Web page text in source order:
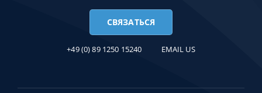
СВЯЗАТЬСЯ
+49 (0) 89 1250 15240 EMAIL US